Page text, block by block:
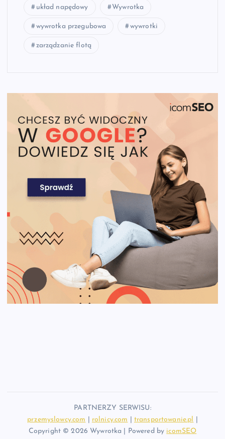
układ napędowy Wywrotka
wywrotka przegubowa wywrotki
zarządzanie flotą
PARTNERZY SERWISU:
przemyslowcy.com
rolnicy.com transportowanie.pl
Copyright © 2026 Wywrotka | Powered by icomSEO